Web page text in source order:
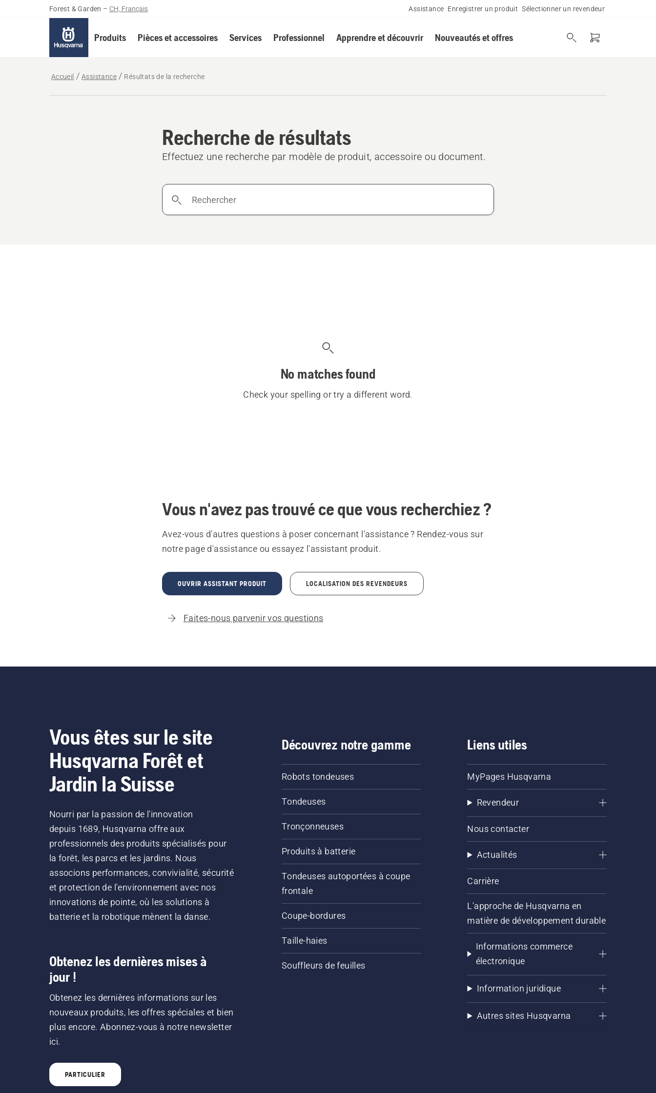
Forest & Garden – CH, Français Assistance Enregistrer un produit Sélectionner un revendeur
Produits Pièces et accessoires Services Professionnel Apprendre et découvrir Nouveautés et offres
Accueil Assistance Résultats de la recherche
Recherche de résultats
Effectuez une recherche par modèle de produit, accessoire ou document.
Rechercher
No matches found
Check your spelling or try a different word.
Vous n'avez pas trouvé ce que vous recherchiez ?
Avez-vous d'autres questions à poser concernant l'assistance ? Rendez-vous sur
notre page d'assistance ou essayez l'assistant produit.
OUVRIR ASSISTANT PRODUIT LOCALISATION DES REVENDEURS
Faites-nous parvenir vos questions
Vous êtes sur le site
Husqvarna Forêt et
Jardin la Suisse
Nourri par la passion de l'innovation
depuis 1689, Husqvarna offre aux
professionnels des produits spécialisés pour
la forêt, les parcs et les jardins. Nous
associons performances, convivialité, sécurité
et protection de l'environnement avec nos
innovations de pointe, où les solutions à
batterie et la robotique mènent la danse.
Obtenez les dernières mises à
jour !
Obtenez les dernières informations sur les
nouveaux produits, les offres spéciales et bien
plus encore. Abonnez-vous à notre newsletter
ici.
PARTICULIER
Découvrez notre gamme
Robots tondeuses
Tondeuses
Tronçonneuses
Produits à batterie
Tondeuses autoportées à coupe
frontale
Coupe-bordures
Taille-haies
Souffleurs de feuilles
Liens utiles
MyPages Husqvarna
Revendeur
Nous contacter
Actualités
Carrière
L'approche de Husqvarna en
matière de développement durable
Informations commerce
électronique
Information juridique
Autres sites Husqvarna